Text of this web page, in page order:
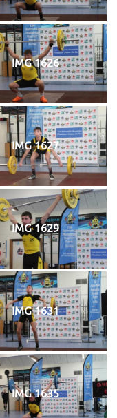
IMG 1626
IMG 1627
IMG 1629
IMG 1631
IMG 1635